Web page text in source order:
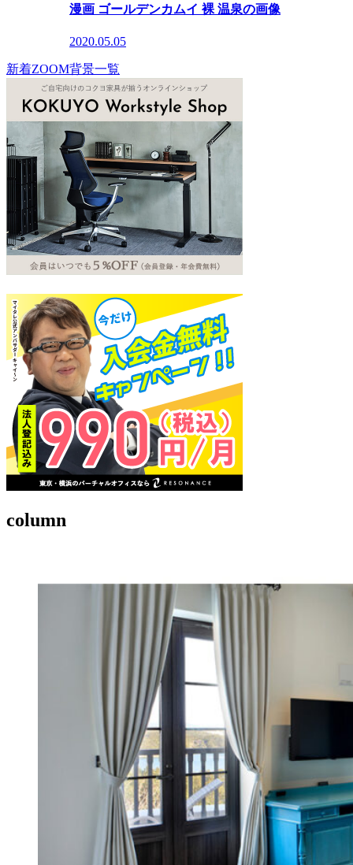
漫画 ゴールデンカムイ 裸 温泉の画像
2020.05.05
新着ZOOM背景一覧
column